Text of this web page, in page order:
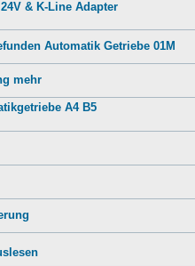
& K-Line Adapter
Automatik Getriebe 01M
mehr
A4 B5